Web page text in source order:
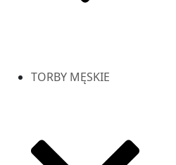
TORBY MĘSKIE